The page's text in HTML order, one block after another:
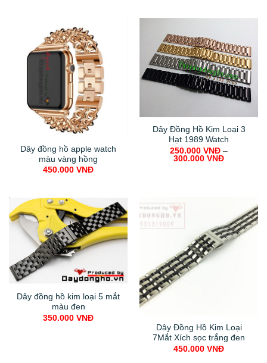
Dây đồng hồ apple watch
màu vàng hồng
450.000 VNĐ
Dây Đồng Hồ Kim Loại 3
Hạt 1989 Watch
250.000 VNĐ –
300.000 VNĐ
Dây đồng hồ kim loại 5 mắt
màu đen
350.000 VNĐ
Dây Đồng Hồ Kim Loại
7Mắt Xích sọc trắng đen
450.000 VNĐ